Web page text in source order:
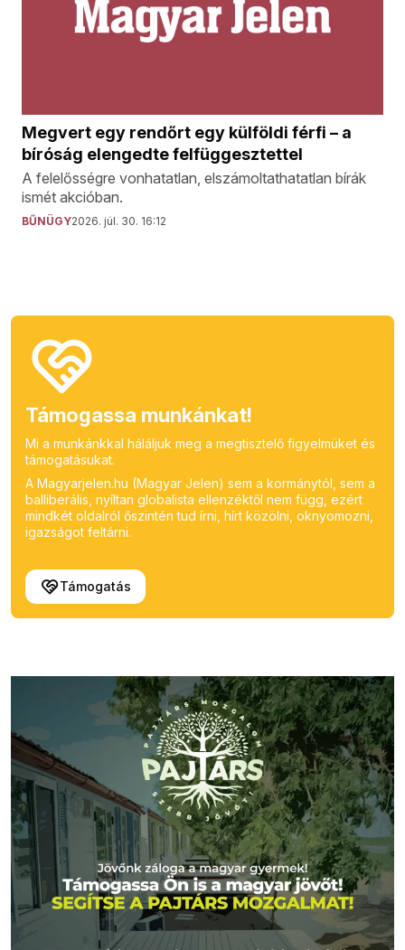
Megvert egy rendőrt egy külföldi férfi – a
bíróság elengedte felfüggesztettel
A felelősségre vonhatatlan, elszámoltathatatlan bírák
ismét akcióban.
BŰNÜGY2026. júl. 30. 16:12
Támogassa munkánkat!
Mi a munkánkkal háláljuk meg a megtisztelő figyelmüket és
támogatásukat.
A Magyarjelen.hu (Magyar Jelen) sem a kormánytól, sem a
balliberális, nyíltan globalista ellenzéktől nem függ, ezért
mindkét oldalról őszintén tud írni, hírt közölni, oknyomozni,
igazságot feltárni.
Támogatás